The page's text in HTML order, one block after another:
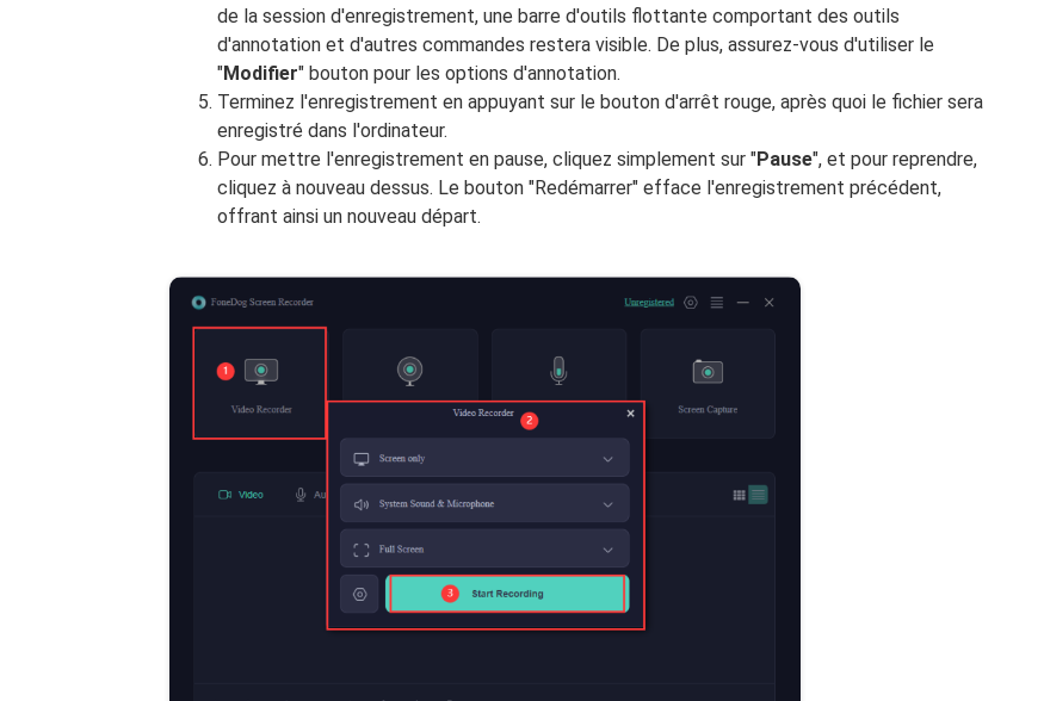
de la session d'enregistrement, une barre d'outils flottante comportant des outils
d'annotation et d'autres commandes restera visible. De plus, assurez-vous d'utiliser le
"Modifier" bouton pour les options d'annotation.
Terminez l'enregistrement en appuyant sur le bouton d'arrêt rouge, après quoi le fichier sera
enregistré dans l'ordinateur.
Pour mettre l'enregistrement en pause, cliquez simplement sur "Pause", et pour reprendre,
cliquez à nouveau dessus. Le bouton "Redémarrer" efface l'enregistrement précédent,
offrant ainsi un nouveau départ.